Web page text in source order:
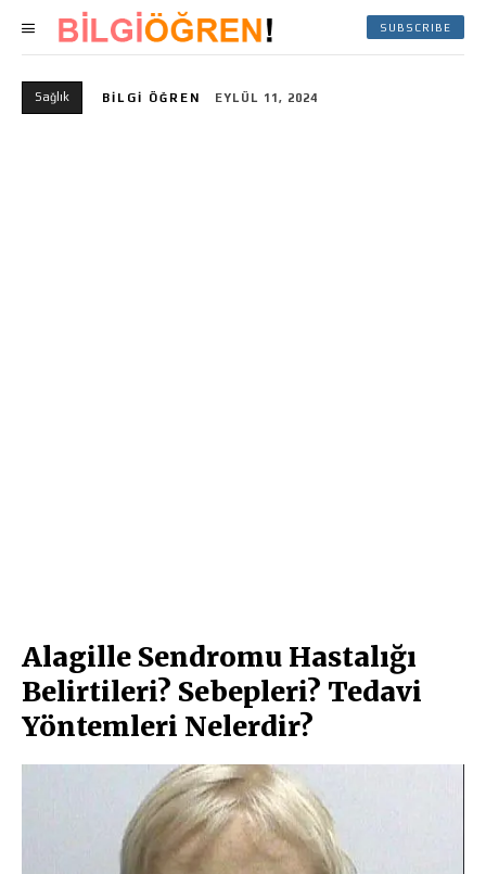
SUBSCRIBE
Sağlık BILGI ÖĞREN EYLÜL 11, 2024
Alagille Sendromu Hastalığı
Belirtileri? Sebepleri? Tedavi
Yöntemleri Nelerdir?